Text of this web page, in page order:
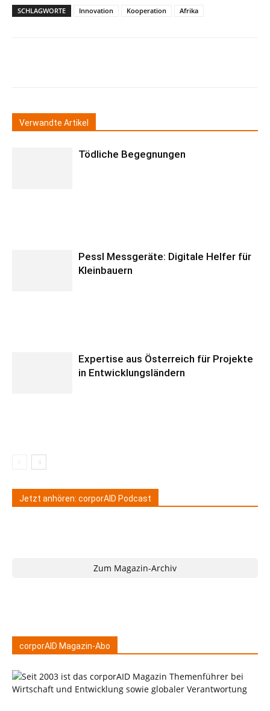
SCHLAGWORTE Innovation Kooperation Afrika
Verwandte Artikel
Tödliche Begegnungen
Pessl Messgeräte: Digitale Helfer für
Kleinbauern
Expertise aus Österreich für Projekte
in Entwicklungsländern
Jetzt anhören: corporAID Podcast
Zum Magazin-Archiv
corporAID Magazin-Abo